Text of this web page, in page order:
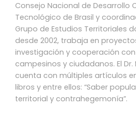
Consejo Nacional de Desarrollo
Tecnológico de Brasil y
Grupo de Estudios Territoriales
desde 2002, trabaja en
investigación y cooperación con
campesinos y ciudadanos. El Dr.
cuenta con múltiples artículos
libros y entre ellos: “Saber
territorial y contrahegemonía”.